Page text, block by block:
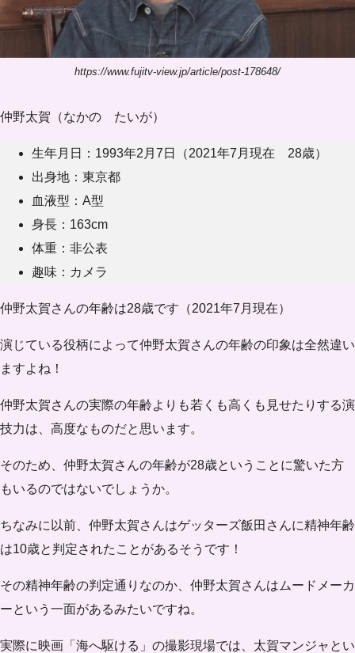
https://www.fujitv-view.jp/article/post-178648/
仲野太賀（なかの たいが）
生年月日：1993年2月7日（2021年7月現在 28歳）
出身地：東京都
血液型：A型
身長：163cm
体重：非公表
趣味：カメラ
仲野太賀さんの年齢は28歳です（2021年7月現在）
演じている役柄によって仲野太賀さんの年齢の印象は全然違い
ますよね！
仲野太賀さんの実際の年齢よりも若くも高くも見せたりする演
技力は、高度なものだと思います。
そのため、仲野太賀さんの年齢が28歳ということに驚いた方
もいるのではないでしょうか。
ちなみに以前、仲野太賀さんはゲッターズ飯田さんに精神年齢
は10歳と判定されたことがあるそうです！
その精神年齢の判定通りなのか、仲野太賀さんは ムードメーカ
ーという一面があるみたいですね。
実際に映画「海へ駆ける」の撮影現場では、太賀マンジャとい